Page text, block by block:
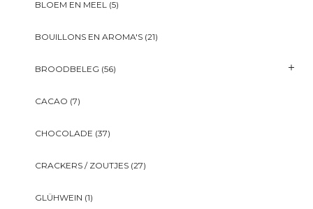
BLOEM EN MEEL (5)
BOUILLONS EN AROMA'S (21)
BROODBELEG (56)
CACAO (7)
CHOCOLADE (37)
CRACKERS / ZOUTJES (27)
GLÜHWEIN (1)